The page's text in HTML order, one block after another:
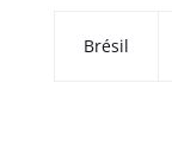
Brésil